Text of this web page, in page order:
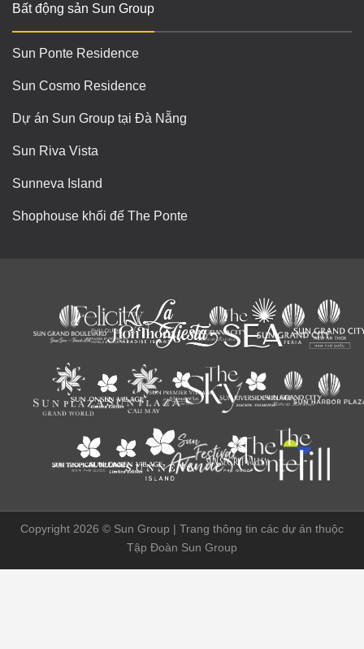
Bất động sản Sun Group
Sun Ponte Residence
Sun Cosmo Residence
Dự án Sun Group tại Đà Nẵng
Sun Riva Vista
Sunneva Island
Shophouse khối đế The Ponte
Copyright 2026 © Sun Group | Trang thông tin các dự án thuộc
Tập Đoàn Sun Group